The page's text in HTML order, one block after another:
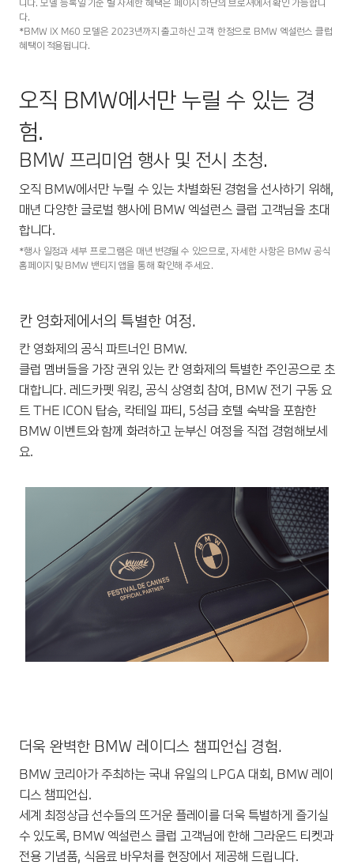
다.
*BMW iX M60 모델은 2023년까지 출고하신 고객 한정으로 BMW 엑설런스 클럽
혜택이 적용됩니다.
오직 BMW에서만 누릴 수 있는 경
험.
BMW 프리미엄 행사 및 전시 초청.
오직 BMW에서만 누릴 수 있는 차별화된 경험을 선사하기 위해,
매년 다양한 글로벌 행사에 BMW 엑설런스 클럽 고객님을 초대
합니다.
*행사 일정과 세부 프로그램은 매년 변경될 수 있으므로, 자세한 사항은 BMW 공식
홈페이지 및 BMW 밴티지 앱을 통해 확인해 주세요.
칸 영화제에서의 특별한 여정.
칸 영화제의 공식 파트너인 BMW.
클럽 멤버들을 가장 권위 있는 칸 영화제의 특별한 주인공으로 초
대합니다. 레드카펫 워킹, 공식 상영회 참여, BMW 전기 구동 요
트 THE ICON 탑승, 칵테일 파티, 5성급 호텔 숙박을 포함한
BMW 이벤트와 함께 화려하고 눈부신 여정을 직접 경험해보세
요.
더욱 완벽한 BMW 레이디스 챔피언십 경험.
BMW 코리아가 주최하는 국내 유일의 LPGA 대회, BMW 레이
디스 챔피언십.
세계 최정상급 선수들의 뜨거운 플레이를 더욱 특별하게 즐기실
수 있도록, BMW 엑설런스 클럽 고객님에 한해 그라운드 티켓과
전용 기념품, 식음료 바우처를 현장에서 제공해 드립니다.